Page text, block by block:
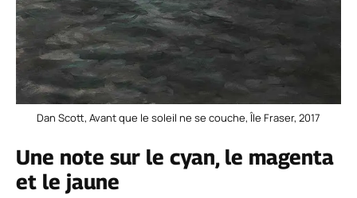
Dan Scott, Avant que le soleil ne se couche, Île Fraser, 2017
Une note sur le cyan, le magenta
et le jaune